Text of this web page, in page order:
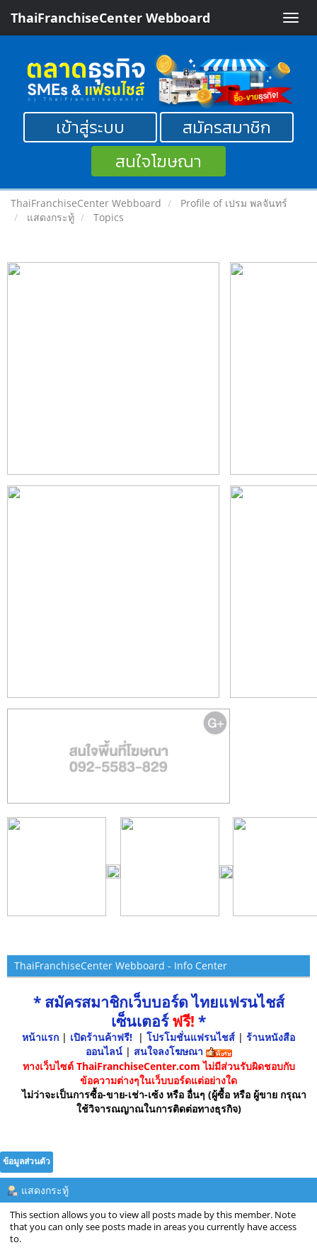
Toggle
ThaiFranchiseCenter Webboard
เข้าสู่ระบบ
สมัครสมาชิก
สนใจโฆษณา
ThaiFranchiseCenter Webboard
Profile of เปรม พลจันทร์
แสดงกระทู้
Topics
ThaiFranchiseCenter Webboard - Info Center
* สมัครสมาชิกเว็บบอร์ด ไทยแฟรนไชส์
เซ็นเตอร์ฟรี! *
หน้าแรก | เปิดร้านค้าฟรี! | โปรโมชั่นแฟรนไชส์ | ร้านหนังสือ
ออนไลน์ | สนใจลงโฆษณา
ทางเว็บไซต์ ThaiFranchiseCenter.com ไม่มีส่วนรับผิดชอบกับ
ข้อความต่างๆในเว็บบอร์ดแต่อย่างใด
ไม่ว่าจะเป็นการซื้อ-ขาย-เช่า-เซ้ง หรือ อื่นๆ (ผู้ซื้อ หรือ ผู้ขาย กรุณา
ใช้วิจารณญาณในการติดต่อทางธุรกิจ)
ข้อมูลส่วนตัว
แสดงกระทู้
This section allows you to view all posts made by this member. Note
that you can only see posts made in areas you currently have access
to.